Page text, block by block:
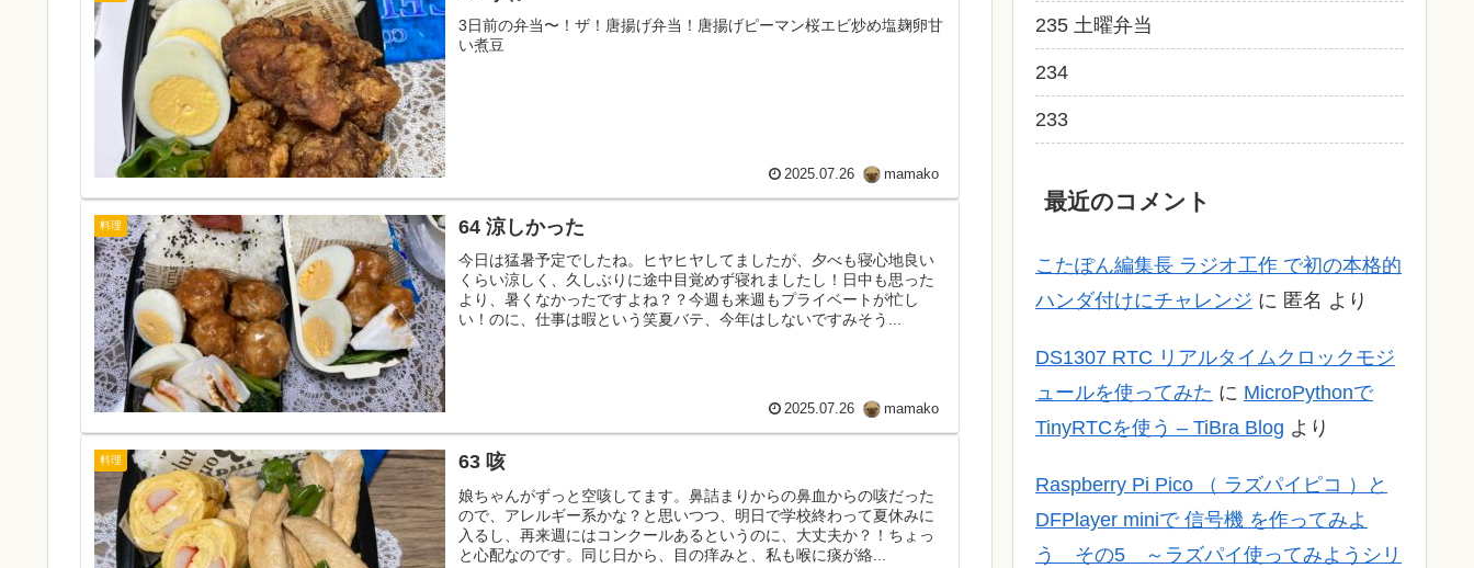
3日前の弁当〜！ザ！唐揚げ弁当！唐揚げピーマン桜エビ炒め塩麹卵甘
い煮豆
2025.07.26 mamako
料理 64 涼しかった
今日は猛暑予定でしたね。ヒヤヒヤしてましたが、夕べも寝心地良い
くらい涼しく、久しぶりに途中目覚めず寝れましたし！日中も思った
より、暑くなかったですよね？？今週も来週もプライベートが忙し
い！のに、仕事は暇という笑夏バテ、今年はしないですみそう...
2025.07.26 mamako
料理 63 咳
娘ちゃんがずっと空咳してます。鼻詰まりからの鼻血からの咳だった
ので、アレルギー系かな？と思いつつ、明日で学校終わって夏休みに
入るし、再来週にはコンクールあるというのに、大丈夫か？！ちょっ
と心配なのです。同じ日から、目の痒みと、私も喉に痰が絡...
235 土曜弁当
234
233
最近のコメント
こたぽん編集長 ラジオ工作 で初の本格的
ハンダ付けにチャレンジ に 匿名 より
DS1307 RTC リアルタイムクロックモジ
ュールを使ってみた に MicroPythonで
TinyRTCを使う – TiBra Blog より
Raspberry Pi Pico （ ラズパイピコ ）と
DFPlayer miniで 信号機 を作ってみよ
う その5 ～ラズパイ使ってみようシリ